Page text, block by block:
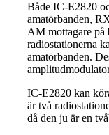
Både IC-E2820
amatörbanden,
AM mottagare på
radiostationerna
amatörbanden.
IC-E2820 kan
är två
då den ju är en